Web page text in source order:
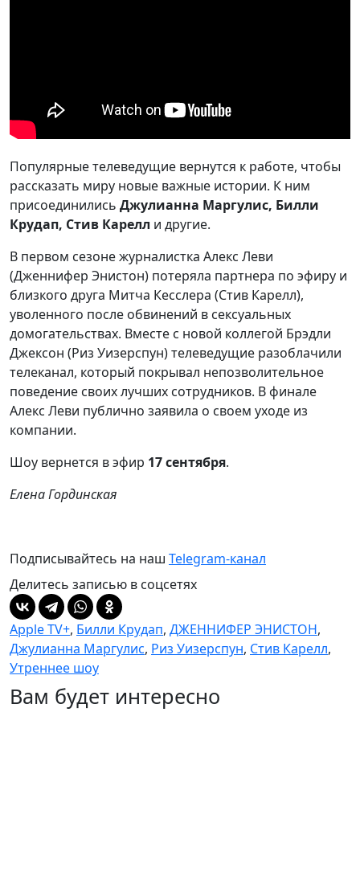
Популярные телеведущие вернутся к работе, чтобы
рассказать миру новые важные истории. К ним
присоединились Джулианна Маргулис, Билли
Крудап, Стив Карелл и другие.
В первом сезоне журналистка Алекс Леви
(Дженнифер Энистон) потеряла партнера по эфиру и
близкого друга Митча Кесслера (Стив Карелл),
уволенного после обвинений в сексуальных
домогательствах. Вместе с новой коллегой Брэдли
Джексон (Риз Уизерспун)телеведущие разоблачили
телеканал, который покрывал непозволительное
поведение своих лучших сотрудников. В финале
Алекс Леви публично заявила о своем уходе из
компании.
Шоу вернется в эфир 17 сентября.
Елена Гординская
Подписывайтесь на наш Telegram-канал
Делитесь записью в соцсетях
Apple TV+, Билли Крудап, ДЖЕННИФЕР ЭНИСТОН,
Джулианна Маргулис, Риз Уизерспун, Стив Карелл,
Утреннее шоу
Вам будет интересно